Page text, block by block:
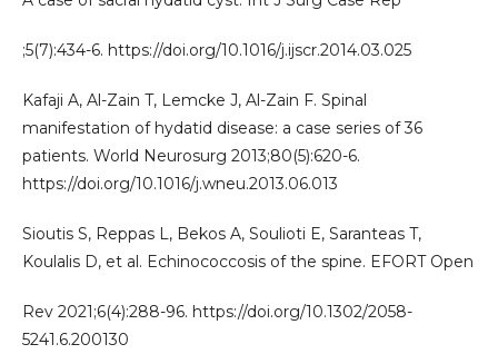
;5(7):434-6. https://doi.org/10.1016/j.ijscr.2014.03.025
Kafaji A, Al-Zain T, Lemcke J, Al-Zain F. Spinal
manifestation of hydatid disease: a case series of 36
patients. World Neurosurg 2013;80(5):620-6.
https://doi.org/10.1016/j.wneu.2013.06.013
Sioutis S, Reppas L, Bekos A, Soulioti E, Saranteas T,
Koulalis D, et al. Echinococcosis of the spine. EFORT Open
Rev 2021;6(4):288-96. https://doi.org/10.1302/2058-
5241.6.200130